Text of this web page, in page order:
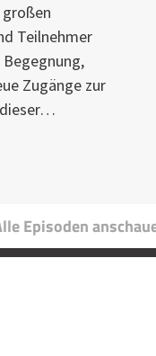
großen
Teilnehmer
Zugänge zur
dieser…
Episoden